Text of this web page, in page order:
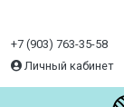
+7 (903) 763-35-58
Личный кабинет